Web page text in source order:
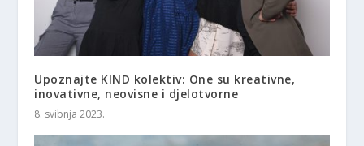
Upoznajte KIND kolektiv: One su kreativne,
inovativne, neovisne i djelotvorne
8. svibnja 2023.